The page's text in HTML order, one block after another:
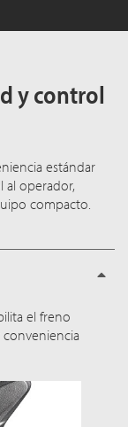
y control
estándar
al operador,
compacto.
el freno